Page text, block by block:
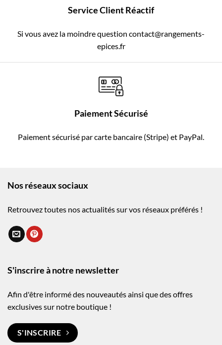
Service Client Réactif
Si vous avez la moindre question contact@rangements-
epices.fr
Paiement Sécurisé
Paiement sécurisé par carte bancaire (Stripe) et PayPal.
Nos réseaux sociaux
Retrouvez toutes nos actualités sur vos réseaux préférés !
S'inscrire à notre newsletter
Afin d'être informé des nouveautés ainsi que des offres
exclusives sur notre boutique !
S'INSCRIRE